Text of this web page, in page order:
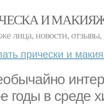
И
лица, новости,
прически и
годы в среде